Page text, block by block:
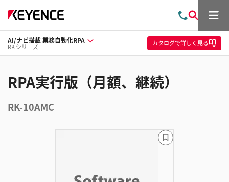
問
い
合
わ
索
メ
ュ
ー
AI/ナビ搭載 業務自動化RPA
RK シリーズ カタログで詳しく見る
RPA実行版（月額、継続）
RK-10AMC
ブ
ッ